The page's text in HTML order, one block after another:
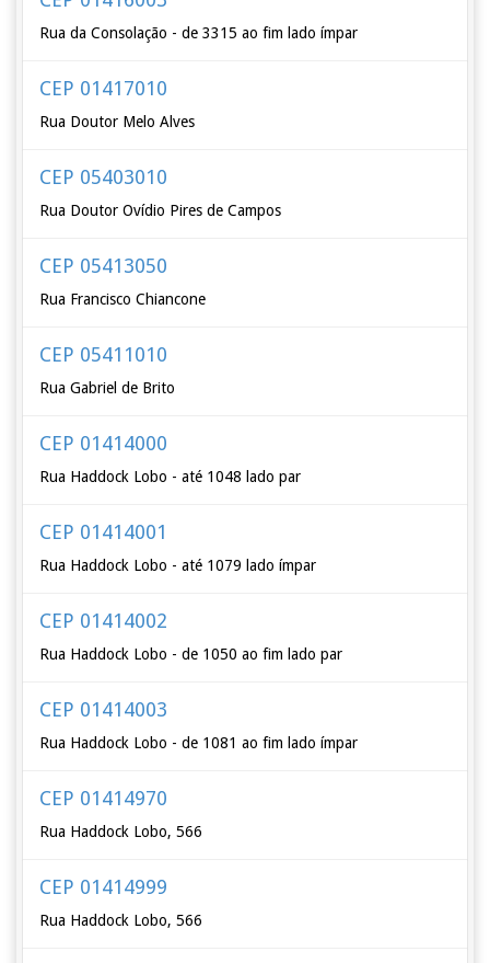
Rua da Consolação - de 3315 ao fim lado ímpar
CEP 01417010
Rua Doutor Melo Alves
CEP 05403010
Rua Doutor Ovídio Pires de Campos
CEP 05413050
Rua Francisco Chiancone
CEP 05411010
Rua Gabriel de Brito
CEP 01414000
Rua Haddock Lobo - até 1048 lado par
CEP 01414001
Rua Haddock Lobo - até 1079 lado ímpar
CEP 01414002
Rua Haddock Lobo - de 1050 ao fim lado par
CEP 01414003
Rua Haddock Lobo - de 1081 ao fim lado ímpar
CEP 01414970
Rua Haddock Lobo, 566
CEP 01414999
Rua Haddock Lobo, 566